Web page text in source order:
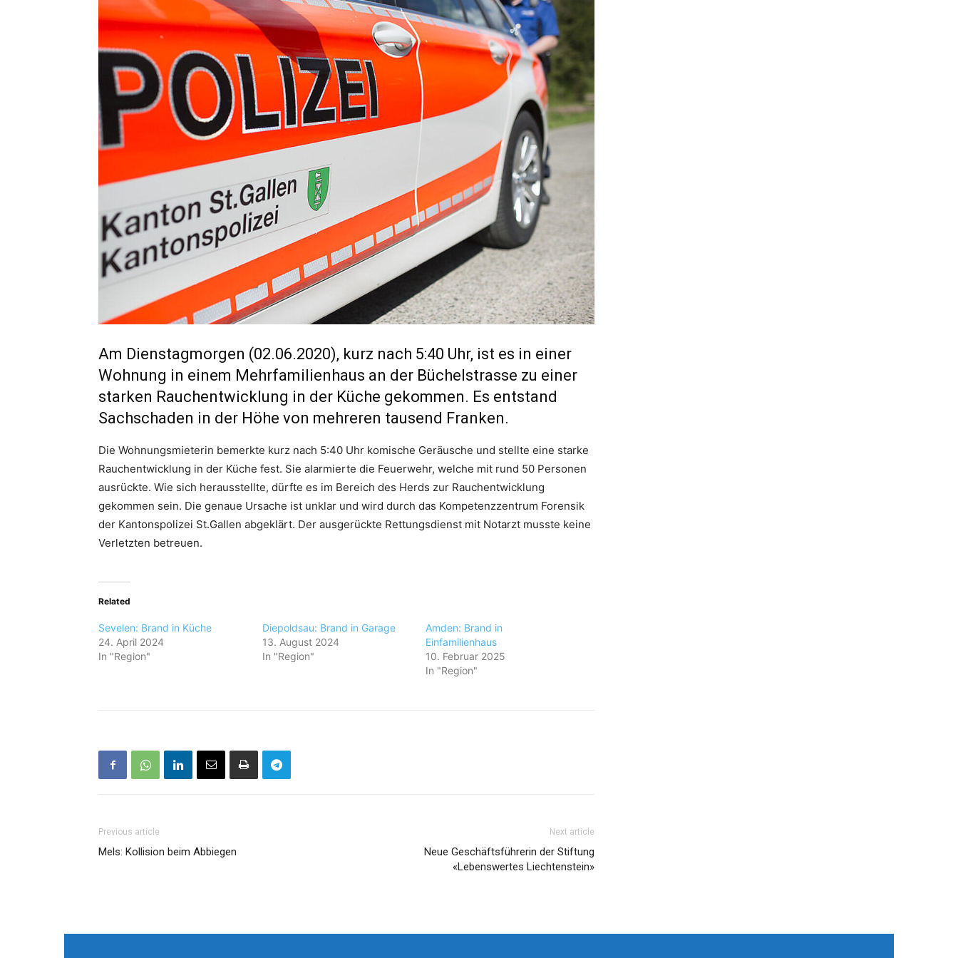
Am Dienstagmorgen (02.06.2020), kurz nach 5:40 Uhr, ist es in einer
Wohnung in einem Mehrfamilienhaus an der Büchelstrasse zu einer
starken Rauchentwicklung in der Küche gekommen. Es entstand
Sachschaden in der Höhe von mehreren tausend Franken.
Die Wohnungsmieterin bemerkte kurz nach 5:40 Uhr komische Geräusche und stellte eine starke
Rauchentwicklung in der Küche fest. Sie alarmierte die Feuerwehr, welche mit rund 50 Personen
ausrückte. Wie sich herausstellte, dürfte es im Bereich des Herds zur Rauchentwicklung
gekommen sein. Die genaue Ursache ist unklar und wird durch das Kompetenzzentrum Forensik
der Kantonspolizei St.Gallen abgeklärt. Der ausgerückte Rettungsdienst mit Notarzt musste keine
Verletzten betreuen.
Related
Sevelen: Brand in Küche
24. April 2024
In "Region"
Diepoldsau: Brand in Garage
13. August 2024
In "Region"
Amden: Brand in
Einfamilienhaus
10. Februar 2025
In "Region"
Previous article
Mels: Kollision beim Abbiegen
Next article
Neue Geschäftsführerin der Stiftung
«Lebenswertes Liechtenstein»